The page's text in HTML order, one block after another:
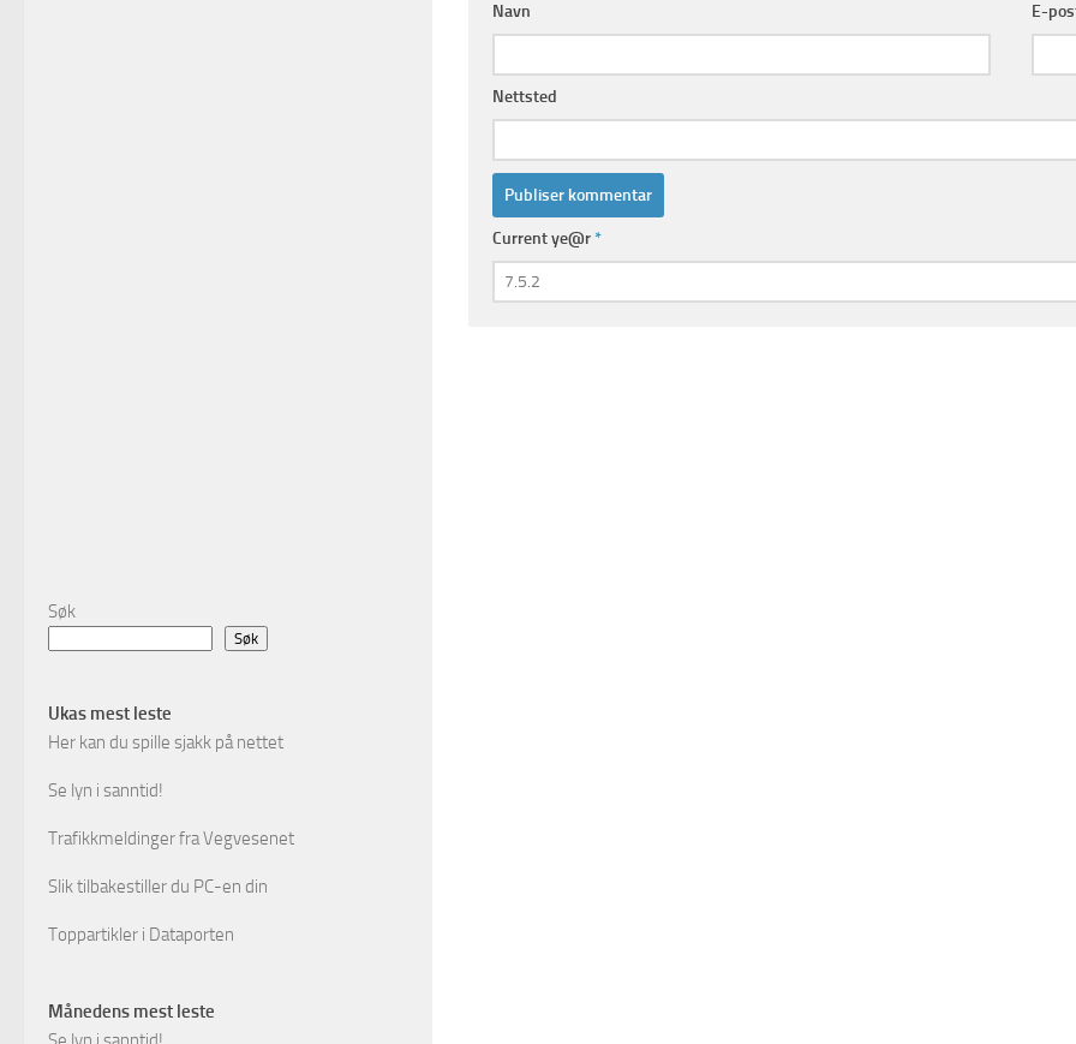
Navn E-
Nettsted
Current ye@r*
Søk
Søk
Ukas mest leste
Her kan du spille sjakk på nettet
Se lyn i sanntid!
Trafikkmeldinger fra Vegvesenet
Slik tilbakestiller du PC-en din
Toppartikler i Dataporten
Månedens mest leste